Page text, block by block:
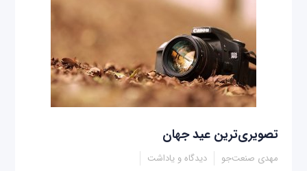
تصویری‌ترین عید جهان
مهدی صنعت‌جو دیدگاه و یاداشت